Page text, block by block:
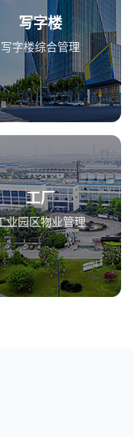
写字楼
写字楼综合管理
工厂
业园区物业管理